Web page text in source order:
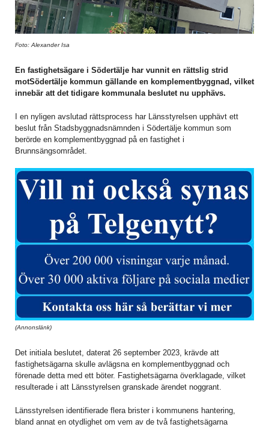
Foto: Alexander Isa
En fastighetsägare i Södertälje har vunnit en rättslig strid
motSödertälje kommun gällande en komplementbyggnad, vilket
innebär att det tidigare kommunala beslutet nu upphävs.
I en nyligen avslutad rättsprocess har Länsstyrelsen upphävt ett
beslut från Stadsbyggnadsnämnden i Södertälje kommun som
berörde en komplementbyggnad på en fastighet i
Brunnsängsområdet.
(Annonslänk)
Det initiala beslutet, daterat 26 september 2023, krävde att
fastighetsägarna skulle avlägsna en komplementbyggnad och
förenade detta med ett böter. Fastighetsägarna överklagade, vilket
resulterade i att Länsstyrelsen granskade ärendet noggrant.
Länsstyrelsen identifierade flera brister i kommunens hantering,
bland annat en otydlighet om vem av de två fastighetsägarna